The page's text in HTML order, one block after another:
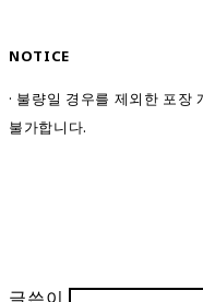
NOTICE
· 불량일 경우를 제외한 포장
불가합니다.